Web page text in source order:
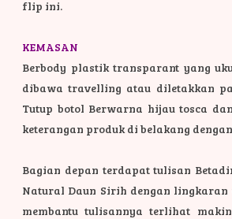
flip ini.
KEMASAN
Berbody plastik transparant yang
dibawa travelling atau diletakkan
Tutup botol Berwarna hijau tosca
keterangan produk di belakang
Bagian depan terdapat tulisan
Natural Daun Sirih dengan lingkaran
membantu tulisannya terlihat